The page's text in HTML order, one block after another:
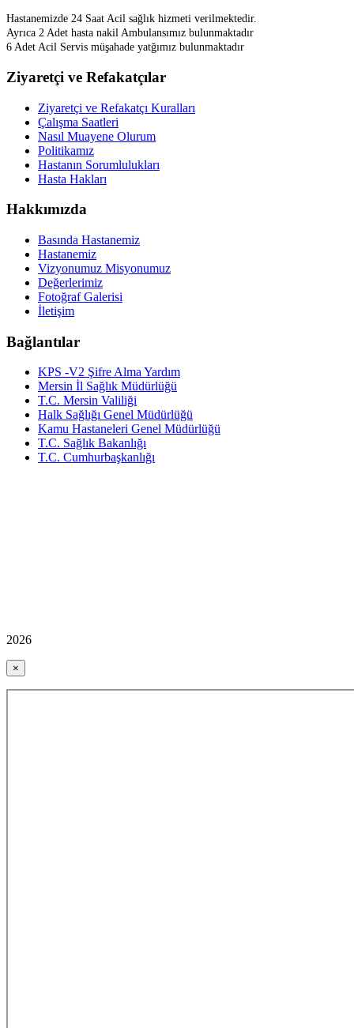
Hastanemizde 24 Saat Acil sağlık hizmeti verilmektedir.
Ayrıca 2 Adet hasta nakil Ambulansımız bulunmaktadır
6 Adet Acil Servis müşahade yatğımız bulunmaktadır
Ziyaretçi ve Refakatçılar
Ziyaretçi ve Refakatçı Kuralları
Çalışma Saatleri
Nasıl Muayene Olurum
Politikamız
Hastanın Sorumlulukları
Hasta Hakları
Hakkımızda
Basında Hastanemiz
Hastanemiz
Vizyonumuz Misyonumuz
Değerlerimiz
Fotoğraf Galerisi
İletişim
Bağlantılar
KPS -V2 Şifre Alma Yardım
Mersin İl Sağlık Müdürlüğü
T.C. Mersin Valiliği
Halk Sağlığı Genel Müdürlüğü
Kamu Hastaneleri Genel Müdürlüğü
T.C. Sağlık Bakanlığı
T.C. Cumhurbaşkanlığı
2026
×